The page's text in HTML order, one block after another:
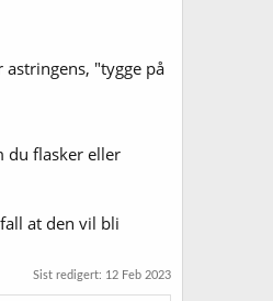
astringens, "tygge på
du flasker eller
at den vil bli
Sist redigert: 12 Feb 2023